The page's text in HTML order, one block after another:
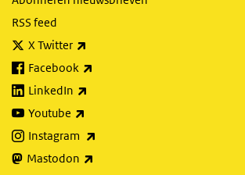
RSS feed
X Twitter
Facebook
LinkedIn
Youtube
Instagram
Mastodon